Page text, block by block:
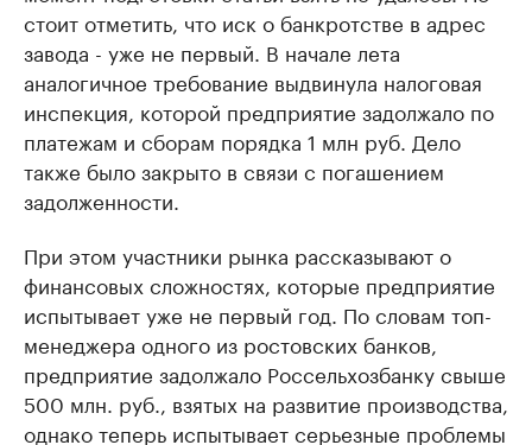
стоит отметить, что иск о банкротстве в адрес
завода - уже не первый. В начале лета
аналогичное требование выдвинула налоговая
инспекция, которой предприятие задолжало по
платежам и сборам порядка 1 млн руб. Дело
также было закрыто в связи с погашением
задолженности.
При этом участники рынка рассказывают о
финансовых сложностях, которые предприятие
испытывает уже не первый год. По словам топ-
менеджера одного из ростовских банков,
предприятие задолжало Россельхозбанку свыше
500 млн. руб., взятых на развитие производства,
однако теперь испытывает серьезные проблемы